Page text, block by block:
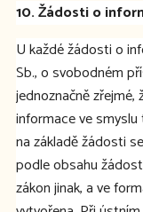
10. Žádosti o
U každé žádosti o
Sb., o svobodném
jednoznačně
informace ve
na základě žádosti
podle obsahu
zákon jinak, a ve